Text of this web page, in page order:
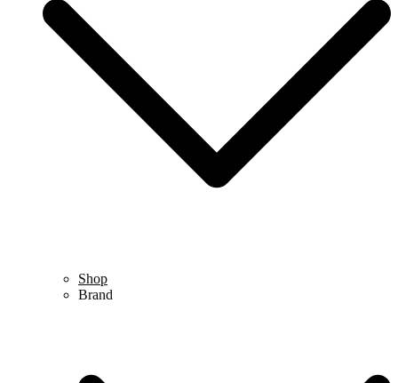
Shop
Brand